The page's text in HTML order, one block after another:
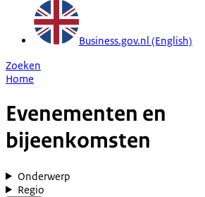
Business.gov.nl (English)
Zoeken
Home
Evenementen en
bijeenkomsten
Onderwerp
Regio